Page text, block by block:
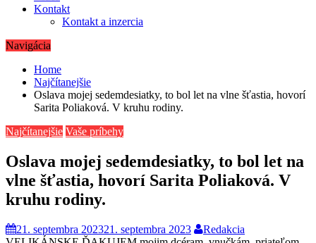
Kontakt
Kontakt a inzercia
Navigácia
Home
Najčítanejšie
Oslava mojej sedemdesiatky, to bol let na vlne šťastia, hovorí
Sarita Poliaková. V kruhu rodiny.
Najčítanejšie Vaše príbehy
Oslava mojej sedemdesiatky, to bol let na
vlne šťastia, hovorí Sarita Poliaková. V
kruhu rodiny.
21. septembra 202321. septembra 2023
Redakcia